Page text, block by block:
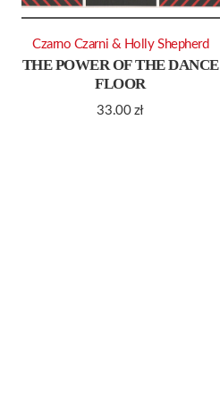
THE POWER OF THE DANCE
FLOOR
33.00 zł
Czarno Czarni & Holly Shepherd